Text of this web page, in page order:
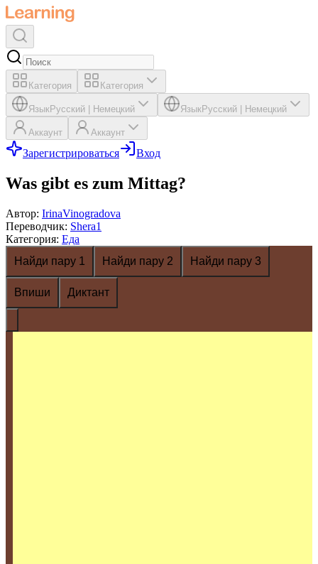
Категория Категория
ЯзыкРусский Немецкий ЯзыкРусский Немецкий
Аккаунт Аккаунт
Зарегистрироваться Вход
Was gibt es zum Mittag?
Автор: IrinaVinogradova
Переводчик: Shera1
Категория: Еда
Найди пару 1
Найди пару 2 Найди пару 3
Впиши Диктант